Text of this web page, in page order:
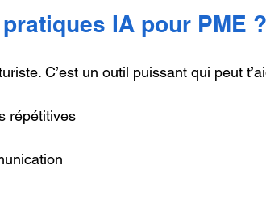
IA pour PME ?
C’est un outil puissant qui peut
répétitives